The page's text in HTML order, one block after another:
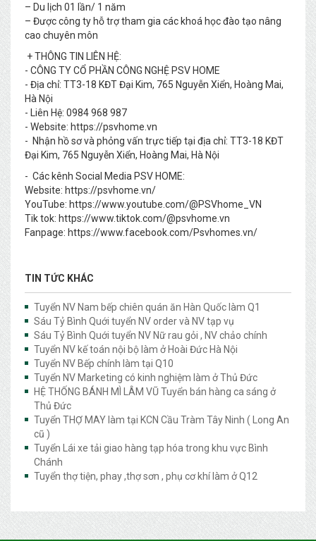
– Du lịch 01 lần/ 1 năm
– Được công ty hỗ trợ tham gia các khoá học đào tạo nâng
cao chuyên môn
+ THÔNG TIN LIÊN HỆ:
- CÔNG TY CỔ PHẦN CÔNG NGHỆ PSV HOME
- Địa chỉ: TT3-18 KĐT Đại Kim, 765 Nguyễn Xiển, Hoàng Mai,
Hà Nội
- Liên Hệ: 0984 968 987
- Website: https://psvhome.vn
- Nhận hồ sơ và phỏng vấn trực tiếp tại địa chỉ: TT3-18 KĐT
Đại Kim, 765 Nguyễn Xiển, Hoàng Mai, Hà Nội
- Các kênh Social Media PSV HOME:
Website: https://psvhome.vn/
YouTube: https://www.youtube.com/@PSVhome_VN
Tik tok: https://www.tiktok.com/@psvhome.vn
Fanpage: https://www.facebook.com/Psvhomes.vn/
TIN TỨC KHÁC
Tuyển NV Nam bếp chiên quán ăn Hàn Quốc làm Q1
Sáu Tỷ Bình Quới tuyển NV order và NV tạp vụ
Sáu Tỷ Bình Quới tuyển NV Nữ rau gỏi , NV chảo chính
Tuyển NV kế toán nội bộ làm ở Hoài Đức Hà Nội
Tuyển NV Bếp chính làm tại Q10
Tuyển NV Marketing có kinh nghiệm làm ở Thủ Đức
HỆ THỐNG BÁNH MÌ LÂM VŨ Tuyển bán hàng ca sáng ở
Thủ Đức
Tuyển THỢ MAY làm tại KCN Cầu Tràm Tây Ninh ( Long An
cũ )
Tuyển Lái xe tải giao hàng tạp hóa trong khu vực Bình
Chánh
Tuyển thợ tiện, phay ,thợ sơn , phụ cơ khí làm ở Q12